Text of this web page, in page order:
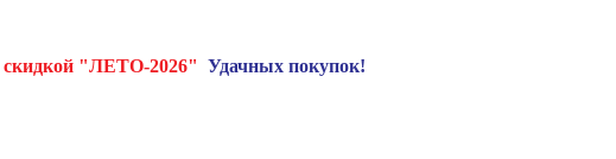
скидкой "ЛЕТО-2026" Удачных покупок!